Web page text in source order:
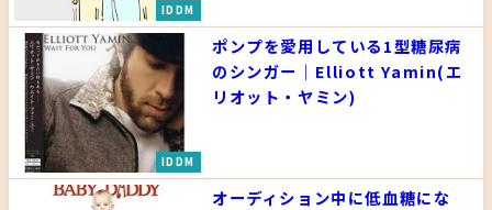
IDDM
IDDM
ポンプを愛用している1型糖尿病
のシンガー｜Elliott Yamin(エ
リオット・ヤミン)
オーディション中に低血糖にな